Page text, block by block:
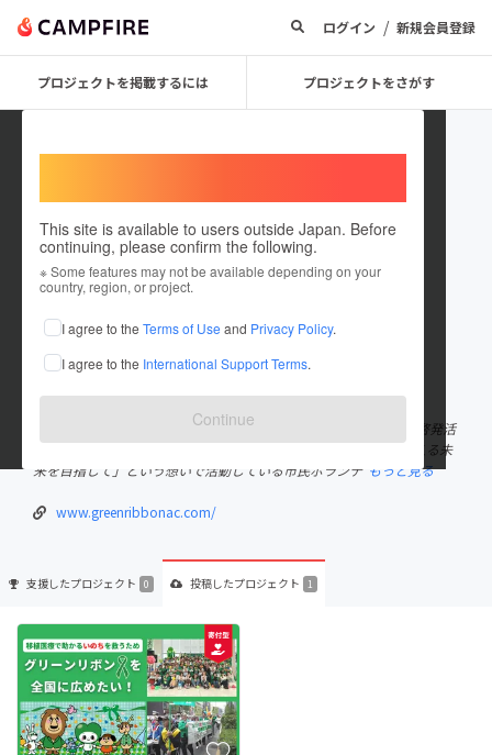
ログイン / 新規会員登録
プロジェクトを掲載するには プロジェクトをさがす
This site is available to users outside Japan. Before
continuing, please confirm the following.
※ Some features may not be available depending on your
country, region, or project.
I agree to the Terms of Use and Privacy Policy.
I agree to the International Support Terms.
Continue
Greenribbon
これまでに1件のプロジェクトを投稿しています
在住国：日本 現在地：大阪府
出身国：日本 出身地：未設定
私たちNPO法人グリーンリボン推進協会では「移植医療」の普及啓発活
動を東京や広島を中心に行っています。「一人でも多くの命を救える未
来を目指して」という想いで活動している市民ボランテ もっと見る
www.greenribbonac.com/
支援したプロジェクト 0 投稿したプロジェクト 1